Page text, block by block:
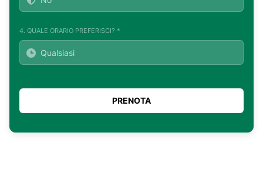
4. QUALE ORARIO PREFERISCI? *